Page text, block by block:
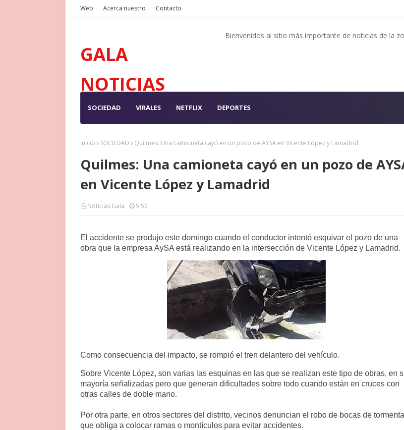
Web Acerca nuestro Contacto
GALA
NOTICIAS
Bienvenidos al sitio más importante de noticias de la
SOCIEDAD VIRALES NETFLIX DEPORTES
Inicio SOCIEDAD Quilmes: Una camioneta cayó en un pozo de AYSA en Vicente López y Lamadrid
Quilmes: Una camioneta cayó en un pozo de
en Vicente López y Lamadrid
Noticias Gala 5:52
El accidente se produjo este domingo cuando el conductor intentó esquivar el pozo de una
obra que la empresa AySA está realizando en la intersección de Vicente López y Lamadrid.
Como consecuencia del impacto, se rompió el tren delantero del vehículo.
Sobre Vicente López, son varias las esquinas en las que se realizan este tipo de obras, en
mayoría señalizadas pero que generan dificultades sobre todo cuando están en cruces con
otras calles de doble mano.
Por otra parte, en otros sectores del distrito, vecinos denuncian el robo de bocas de
que obliga a colocar ramas o montículos para evitar accidentes.